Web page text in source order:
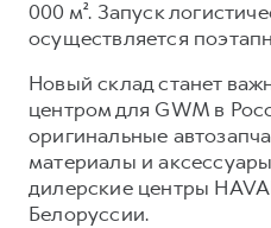
Сервис для
HAVAL Лизинг
АКСЕССУАРЫ
Автомобильные
Коллекция PRO
АКСЕССУАРЫ
Автомобильные
Коллекция PRO
Коллекция Базовая
Коллекция Детская
000 м². Запуск
осуществляется
Новый склад станет
центром для GWM в
оригинальные
материалы и
дилерские центры
Белоруссии.